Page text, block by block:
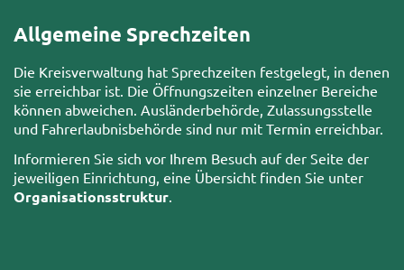
Allgemeine Sprechzeiten
Die Kreisverwaltung hat Sprechzeiten festgelegt, in denen
sie erreichbar ist. Die Öffnungszeiten einzelner Bereiche
können abweichen. Ausländerbehörde, Zulassungsstelle
und Fahrerlaubnisbehörde sind nur mit Termin erreichbar.
Informieren Sie sich vor Ihrem Besuch auf der Seite der
jeweiligen Einrichtung, eine Übersicht finden Sie unter
Organisationsstruktur